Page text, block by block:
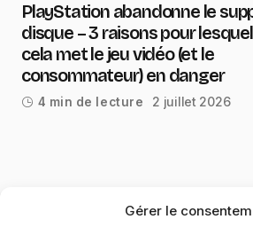
Gérer le
PlayStation abandonne le
disque – 3 raisons pour
cela met le jeu vidéo (et le
consommateur) en danger
4 min de lecture 2 juillet 2026